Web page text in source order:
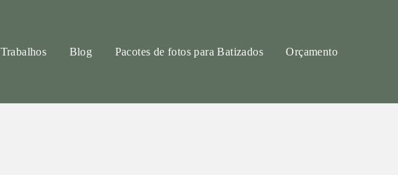
Trabalhos Blog Pacotes de fotos para Batizados Orçamento